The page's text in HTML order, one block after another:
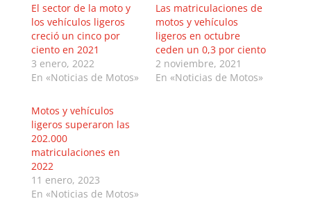
El sector de la moto y
los vehículos ligeros
creció un cinco por
ciento en 2021
3 enero, 2022
En «Noticias de Motos»
Las matriculaciones de
motos y vehículos
ligeros en octubre
ceden un 0,3 por ciento
2 noviembre, 2021
En «Noticias de Motos»
Motos y vehículos
ligeros superaron las
202.000
matriculaciones en
2022
11 enero, 2023
En «Noticias de Motos»